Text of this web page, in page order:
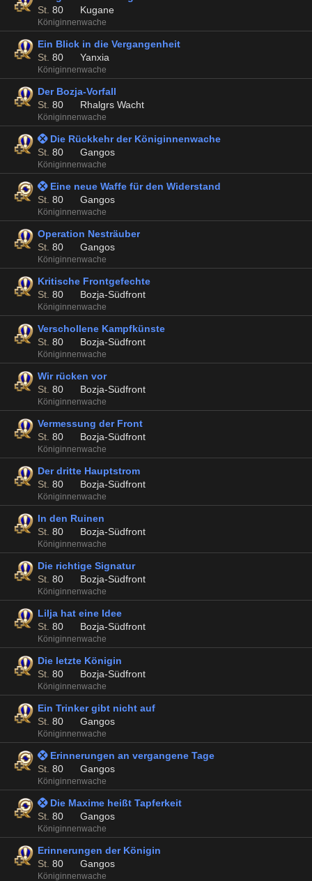
St. 80 Kugane
Königinnenwache
Ein Blick in die Vergangenheit
St. 80 Yanxia
Königinnenwache
Der Bozja-Vorfall
St. 80 Rhalgrs Wacht
Königinnenwache
 Die Rückkehr der Königinnenwache
St. 80 Gangos
Königinnenwache
 Eine neue Waffe für den Widerstand
St. 80 Gangos
Königinnenwache
Operation Nesträuber
St. 80 Gangos
Königinnenwache
Kritische Frontgefechte
St. 80 Bozja-Südfront
Königinnenwache
Verschollene Kampfkünste
St. 80 Bozja-Südfront
Königinnenwache
Wir rücken vor
St. 80 Bozja-Südfront
Königinnenwache
Vermessung der Front
St. 80 Bozja-Südfront
Königinnenwache
Der dritte Hauptstrom
St. 80 Bozja-Südfront
Königinnenwache
In den Ruinen
St. 80 Bozja-Südfront
Königinnenwache
Die richtige Signatur
St. 80 Bozja-Südfront
Königinnenwache
Lilja hat eine Idee
St. 80 Bozja-Südfront
Königinnenwache
Die letzte Königin
St. 80 Bozja-Südfront
Königinnenwache
Ein Trinker gibt nicht auf
St. 80 Gangos
Königinnenwache
 Erinnerungen an vergangene Tage
St. 80 Gangos
Königinnenwache
 Die Maxime heißt Tapferkeit
St. 80 Gangos
Königinnenwache
Erinnerungen der Königin
St. 80 Gangos
Königinnenwache